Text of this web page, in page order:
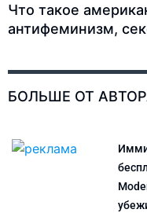
Что такое
антифеминизм,
БОЛЬШЕ ОТ